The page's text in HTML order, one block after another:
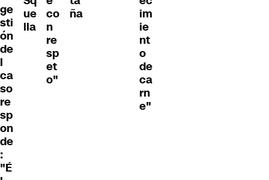
ge
sti
ón
de
l
ca
so
re
sp
on
de
:
"É
ue
lla
co
n
re
sp
et
o"
ña
im
ie
nt
o
de
ca
rn
e"